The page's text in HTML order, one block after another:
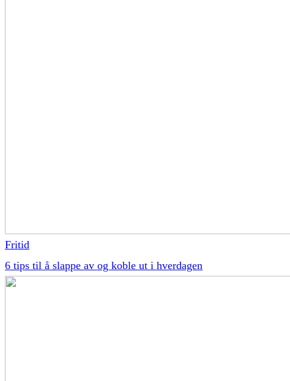
Fritid
6 tips til å slappe av og koble ut i hverdagen